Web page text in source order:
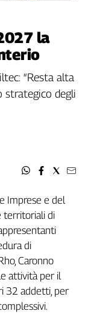
la
“Resta alta
strategico degli
Imprese e del
territoriali di
di
Caronno
attività per il
32 addetti, per